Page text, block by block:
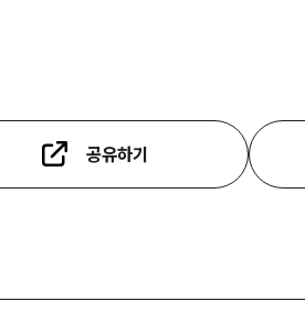
공유하기